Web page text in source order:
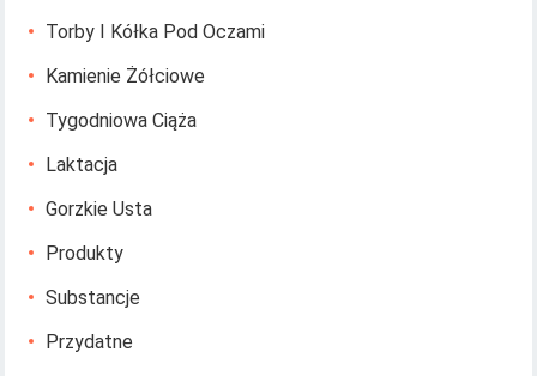
Torby I Kółka Pod Oczami
Kamienie Żółciowe
Tygodniowa Ciąża
Laktacja
Gorzkie Usta
Produkty
Substancje
Przydatne